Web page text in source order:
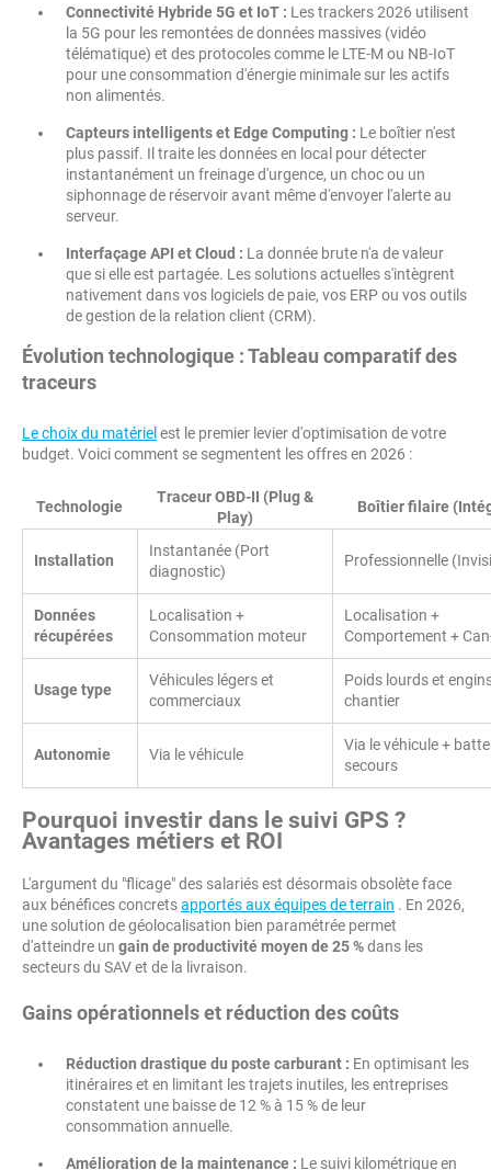
Connectivité Hybride 5G et IoT : Les trackers 2026 utilisent
la 5G pour les remontées de données massives (vidéo
télématique) et des protocoles comme le LTE-M ou NB-IoT
pour une consommation d'énergie minimale sur les actifs
non alimentés.
Capteurs intelligents et Edge Computing : Le boîtier n'est
plus passif. Il traite les données en local pour détecter
instantanément un freinage d'urgence, un choc ou un
siphonnage de réservoir avant même d'envoyer l'alerte au
serveur.
Interfaçage API et Cloud : La donnée brute n'a de valeur
que si elle est partagée. Les solutions actuelles s'intègrent
nativement dans vos logiciels de paie, vos ERP ou vos outils
de gestion de la relation client (CRM).
Évolution technologique : Tableau comparatif des
traceurs
Le choix du matériel est le premier levier d'optimisation de votre
budget. Voici comment se segmentent les offres en 2026 :
Technologie
Traceur OBD-II (Plug &
Play)
Boîtier filaire
Installation
Instantanée (Port
diagnostic)
Professionnelle
Données
récupérées
Localisation +
Consommation moteur
Localisation +
Comportement +
Usage type
Véhicules légers et
commerciaux
Poids lourds et
chantier
Autonomie Via le véhicule
Via le véhicule +
secours
Pourquoi investir dans le suivi GPS ?
Avantages métiers et ROI
L'argument du "flicage" des salariés est désormais obsolète face
aux bénéfices concretsapportés aux équipes de terrain . En 2026,
une solution de géolocalisation bien paramétrée permet
d'atteindre un gain de productivité moyen de 25 %dans les
secteurs du SAV et de la livraison.
Gains opérationnels et réduction des coûts
Réduction drastique du poste carburant : En optimisant les
itinéraires et en limitant les trajets inutiles, les entreprises
constatent une baisse de 12 % à 15 % de leur
consommation annuelle.
Amélioration de la maintenance : Le suivi kilométrique en